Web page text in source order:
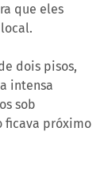
que eles
dois pisos,
intensa
sob
ficava próximo